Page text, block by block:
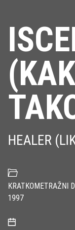
HEALER
KRATKOMETRAŽNI
1997